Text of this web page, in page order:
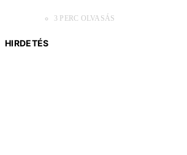
3 PERC OLVASÁS
HIRDETÉS